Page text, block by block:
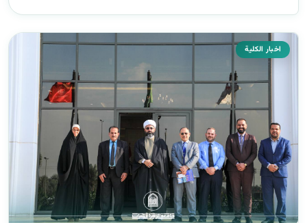
اخبار الكلية